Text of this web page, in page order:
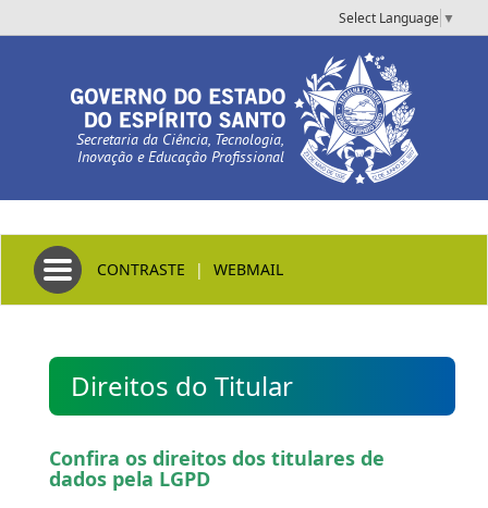
Select Language ▼
Secretaria da Ciência, Tecnologia,
Inovação e Educação Profissional
Toggle navigation
CONTRASTE | WEBMAIL
Direitos do Titular
Confira os direitos dos titulares de
dados pela LGPD